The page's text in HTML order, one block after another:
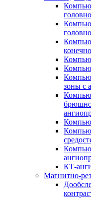
зоны с
КТ-
Магнитно-